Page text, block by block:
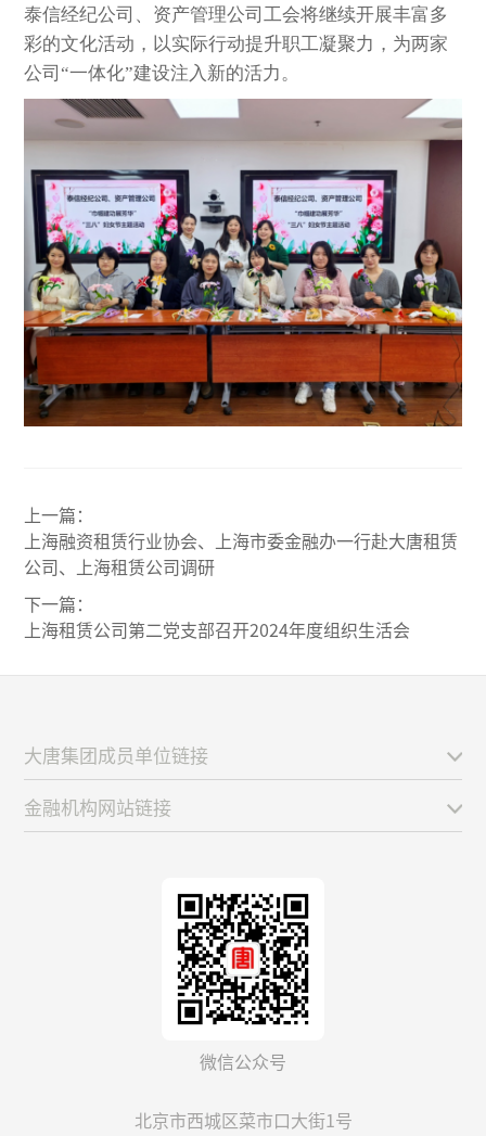
泰信经纪公司、资产管理公司工会将继续开展丰富多
彩的文化活动，以实际行动提升职工凝聚力，为两家
公司“一体化”建设注入新的活力。
上一篇：
上海融资租赁行业协会、上海市委金融办一行赴大唐租赁
公司、上海租赁公司调研
下一篇：
上海租赁公司第二党支部召开2024年度组织生活会
微信公众号
北京市西城区菜市口大街1号
大唐集团成员单位链接
金融机构网站链接